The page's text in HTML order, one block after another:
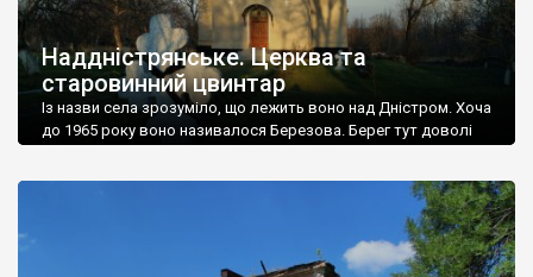
Наддністрянське. Церква та
старовинний цвинтар
Із назви села зрозуміло, що лежить воно над Дністром. Хоча
до 1965 року воно називалося Березова. Берег тут доволі
Наддністрянське відрізняється від більшості навколишніх
сіл. У селі є мурована Михайлівська церква. Точної дати […]